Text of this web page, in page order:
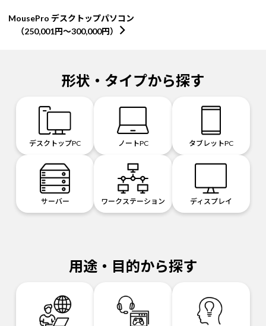
MousePro デスクトップパソコン
（250,001円～300,000円）
形状・タイプから探す
デスクトップPC ノートPC タブレットPC
サーバー ワークステーション ディスプレイ
用途・目的から探す